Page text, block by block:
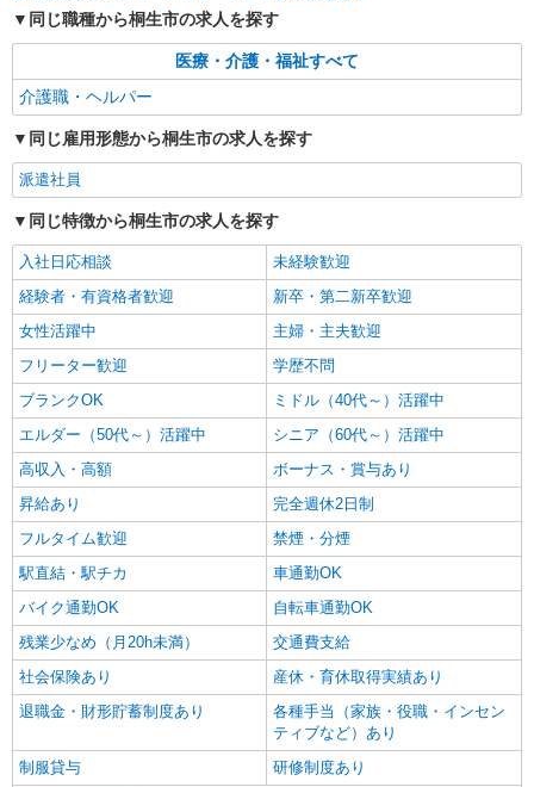
同じ職種から桐生市の求人を探す
医療・介護・福祉すべて
介護職・ヘルパー
同じ雇用形態から桐生市の求人を探す
派遣社員
同じ特徴から桐生市の求人を探す
入社日応相談
未経験歓迎
経験者・有資格者歓迎
新卒・第二新卒歓迎
女性活躍中
主婦・主夫歓迎
フリーター歓迎
学歴不問
ブランクOK
ミドル（40代～）活躍中
エルダー（50代～）活躍中
シニア（60代～）活躍中
高収入・高額
ボーナス・賞与あり
昇給あり
完全週休2日制
フルタイム歓迎
禁煙・分煙
駅直結・駅チカ
車通勤OK
バイク通勤OK
自転車通勤OK
残業少なめ（月20h未満）
交通費支給
社会保険あり
産休・育休取得実績あり
退職金・財形貯蓄制度あり
各種手当（家族・役職・インセン
ティブなど）あり
制服貸与
研修制度あり